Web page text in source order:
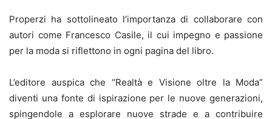
Properzi ha sottolineato l’importanza di collaborare con
autori come Francesco Casile, il cui impegno e passione
per la moda si riflettono in ogni pagina del libro.
L’editore auspica che “Realtà e Visione oltre la Moda”
diventi una fonte di ispirazione per le nuove generazioni,
spingendole a esplorare nuove strade e a contribuire